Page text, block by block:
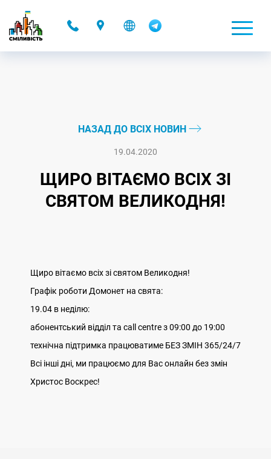
НАЗАД ДО ВСІХ НОВИН
19.04.2020
ЩИРО ВІТАЄМО ВСІХ ЗІ
СВЯТОМ ВЕЛИКОДНЯ!
Щиро вітаємо всіх зі святом Великодня!
Графік роботи Домонет на свята:
19.04 в неділю:
абонентський відділ та call centre з 09:00 до 19:00
технічна підтримка працюватиме БЕЗ ЗМІН 365/24/7
Всі інші дні, ми працюємо для Вас онлайн без змін
Христос Воскрес!